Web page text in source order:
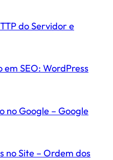
do Servidor e
em SEO: WordPress
no Google – Google
no Site – Ordem dos